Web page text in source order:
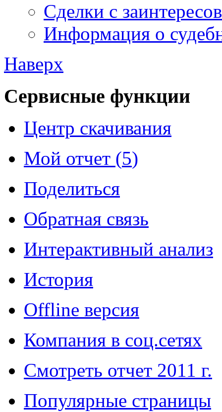
Сделки с
Информация о
Наверх
Сервисные функции
Центр скачивания
Мой отчет (5)
Поделиться
Обратная связь
Интерактивный анализ
История
Offline версия
Компания в соц.сетях
Смотреть отчет 2011 г.
Популярные страницы